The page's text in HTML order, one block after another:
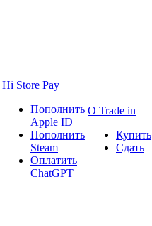
Hi Store Pay
Пополнить
Apple ID
Пополнить
Steam
Оплатить
ChatGPT
О Trade in
Купить
Сдать